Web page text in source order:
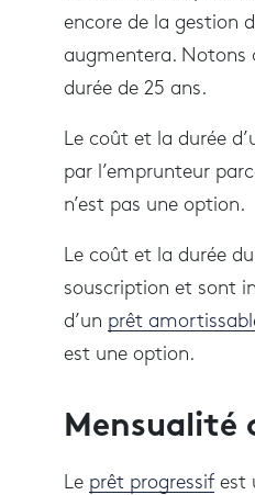
encore de la gestion
augmentera. Notons
durée de 25 ans.
Le coût et la durée
par l’emprunteur
n’est pas une option.
Le coût et la durée
souscription et sont
d’un prêt
est une option.
Mensualité
Le prêt progressifest